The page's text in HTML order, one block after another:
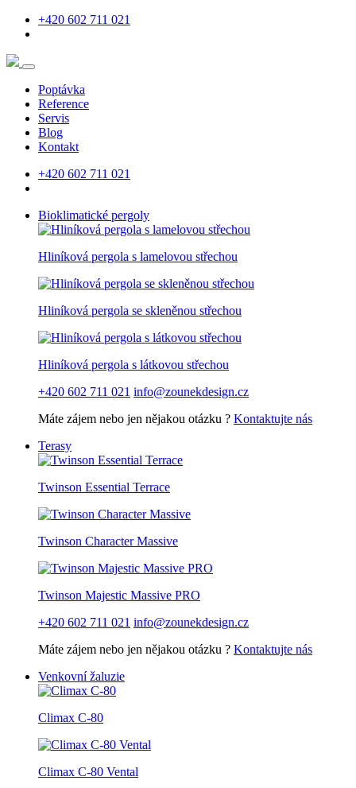
+420 602 711 021
Poptávka
Reference
Servis
Blog
Kontakt
+420 602 711 021
Bioklimatické pergoly
Hliníková pergola s lamelovou střechou
Hliníková pergola se skleněnou střechou
Hliníková pergola s látkovou střechou
+420 602 711 021 info@zounekdesign.cz
Máte zájem nebo jen nějakou otázku ? Kontaktujte nás
Terasy
Twinson Essential Terrace
Twinson Character Massive
Twinson Majestic Massive PRO
+420 602 711 021 info@zounekdesign.cz
Máte zájem nebo jen nějakou otázku ? Kontaktujte nás
Venkovní žaluzie
Climax C-80
Climax C-80 Vental